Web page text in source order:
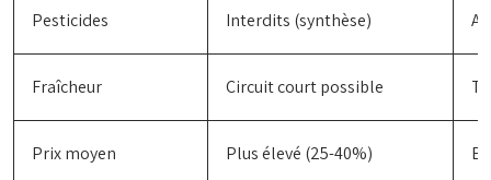
Pesticides Interdits (synthèse)
Fraîcheur Circuit court possible
Prix moyen Plus élevé (25-40%)